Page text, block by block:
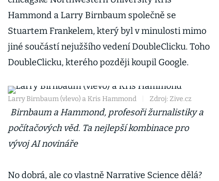
Hammond a Larry Birnbaum společně se
Stuartem Frankelem, který byl v minulosti mimo
jiné součástí nejužšího vedení DoubleClicku. Toho
DoubleClicku, kterého později koupil Google.
Larry Birnbaum (vlevo) a Kris Hammond Zdroj: Zive.cz
Birnbaum a Hammond, profesoři žurnalistiky a
počítačových věd. Ta nejlepší kombinace pro
vývoj AI novináře
No dobrá, ale co vlastně Narrative Science dělá?